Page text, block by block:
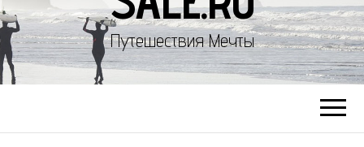
Путешествия Мечты